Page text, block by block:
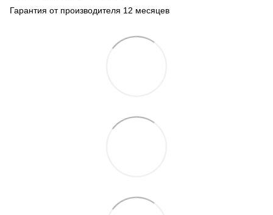
Гарантия от производителя 12 месяцев